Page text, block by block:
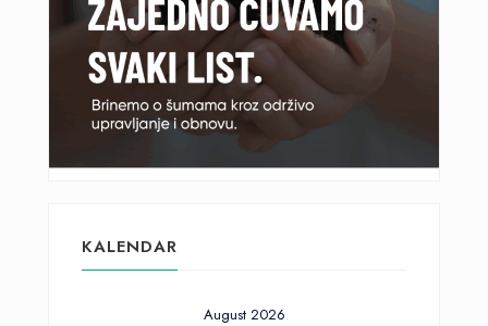
KALENDAR
August 2026